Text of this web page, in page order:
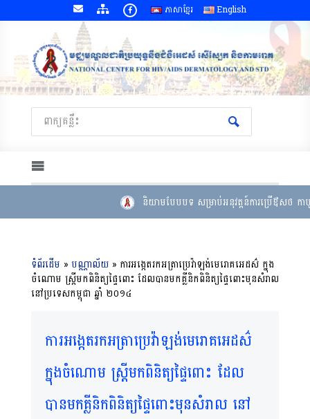
ភាសាខ្មែរ English
និយាមបែបបទ សម្រាប់អនុវត្តន៍ការប្រើឳសថ ក
ទំព័រដើម » បណ្ណាល័យ» ការអង្កេតរកអត្រាប្រេវ៉ាឡង់មេរោគអេដស៌ ក្នុង
ចំណោម ស្រ្តីមកពិនិត្យផ្ទៃពោះ ដែលបានមកគ្លីនិកពិនិត្យផ្ទៃពោះមុនសំរាល
នៅប្រទេសកម្ពុជា ឆ្នាំ ២០១៤
ការអង្កេតរកអត្រាប្រេវ៉ាឡង់មេរោគអេដស៌
ក្នុងចំណោម ស្រ្តីមកពិនិត្យផ្ទៃពោះ ដែល
បានមកគ្លីនិកពិនិត្យផ្ទៃពោះមុនសំរាល នៅ